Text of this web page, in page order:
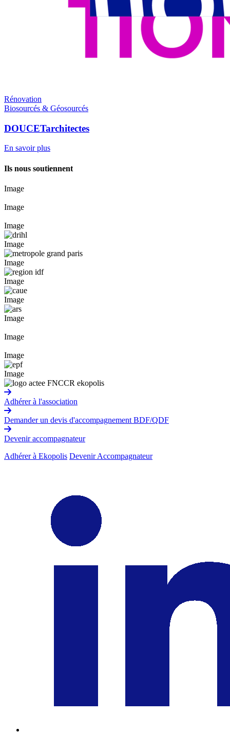
Rénovation
Biosourcés & Géosourcés
DOUCETarchitectes
En savoir plus
Ils nous soutiennent
Image
Image
Image
Image
Image
Image
Image
Image
Image
Image
Image
Adhérer à l'association
Demander un devis d'accompagnement BDF/QDF
Devenir accompagnateur
Adhérer à Ekopolis Devenir Accompagnateur